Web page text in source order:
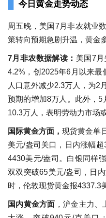
今日黄金走势动态
周五晚，美国7月非农就业
策转向预期急剧升温，黄金
7月非农数据解读： 美国7
4.2%，创2025年6月以来最
人口意外减少2.3万人，为2
预期的增加8万人。此外，
10.3万人，表明劳动力市场
国际黄金方面，现货黄金单
美元/盎司关口，日内涨幅
4430美元/盎司。白银同样
双双突破65美元/盎司，日
时，伦敦现货黄金报4337.3
国内黄金方面 ，沪金主力